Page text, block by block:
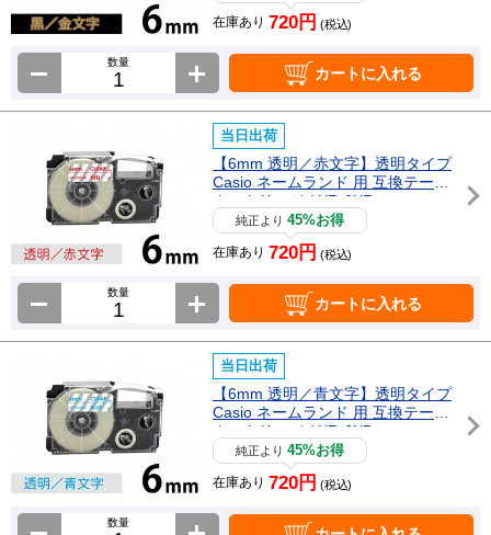
在庫あり 720円 (税込)
数量
カートに入れる
当日出荷
【6mm 透明／赤文字】透明タイプ
Casio ネームランド 用 互換テープ
カートリッジ / XR-6XR
純正より45%お得
在庫あり 720円 (税込)
数量
カートに入れる
当日出荷
【6mm 透明／青文字】透明タイプ
Casio ネームランド 用 互換テープ
カートリッジ / XR-6XB
純正より45%お得
在庫あり 720円 (税込)
数量